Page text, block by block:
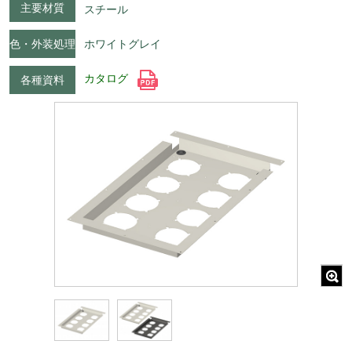
主要材質 スチール
色・外装処理 ホワイトグレイ
各種資料 カタログ